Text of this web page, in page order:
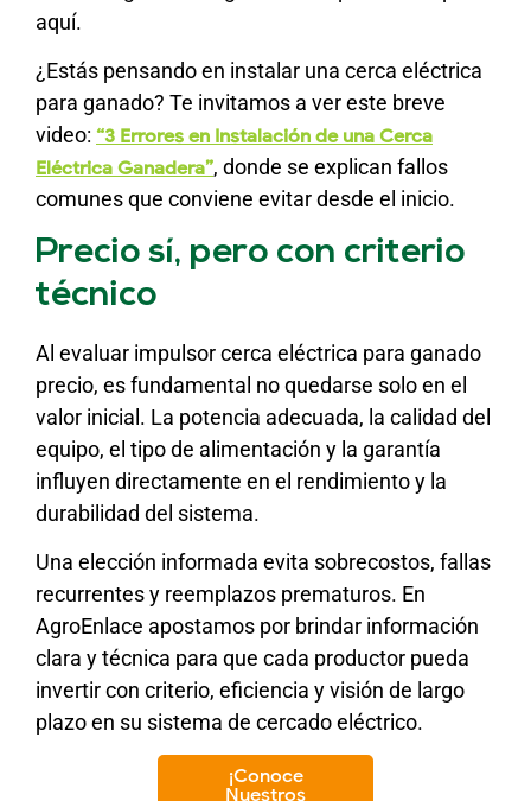
aquí.
¿Estás pensando en instalar una cerca eléctrica
para ganado? Te invitamos a ver este breve
video: “3 Errores en Instalación de una Cerca
Eléctrica Ganadera”, donde se explican fallos
comunes que conviene evitar desde el inicio.
Precio sí, pero con criterio
técnico
Al evaluar impulsor cerca eléctrica para ganado
precio, es fundamental no quedarse solo en el
valor inicial. La potencia adecuada, la calidad del
equipo, el tipo de alimentación y la garantía
influyen directamente en el rendimiento y la
durabilidad del sistema.
Una elección informada evita sobrecostos, fallas
recurrentes y reemplazos prematuros. En
AgroEnlace apostamos por brindar información
clara y técnica para que cada productor pueda
invertir con criterio, eficiencia y visión de largo
plazo en su sistema de cercado eléctrico.
¡Conoce
Nuestros